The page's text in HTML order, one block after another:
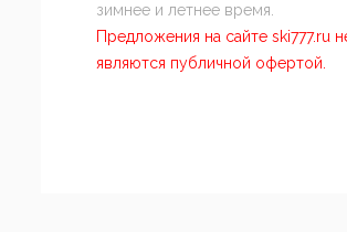
зимнее и летнее время.
Предложения на сайте ski777.ru
являются публичной офертой.